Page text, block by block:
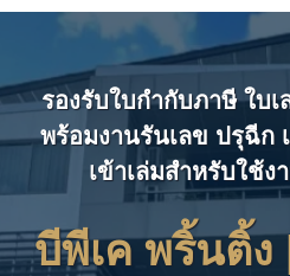
รองรับใบกำกับภาษี ใบเ
พร้อมงานรันเลข ปรุฉีก
เข้าเล่มสำหรับใช้ง
บีพีเค พริ้นติ้ง